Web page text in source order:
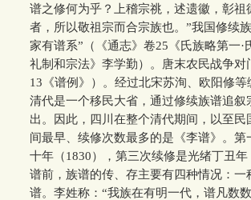
谱之修何为乎？上稽宗祧，述遗徽，彰
者，所以敬祖宗而合宗族也。”我国修续
家有谱系”（《通志》卷25《氏族略第一·
礼制和宗法》李学勤）。唐末农民战争
13《谱例》）。经过北宋苏洵、欧阳修
清代是一个移民大省，通过修续族谱追
出。因此，四川在整个清代期间，以至
间最早、续修次数最多的是《李谱》。
十年（1830），第三次续修是光绪丁丑
谱前，族谱的传、存主要有四种情况：
谱。李姓称：“我族在有明一代，谱凡数